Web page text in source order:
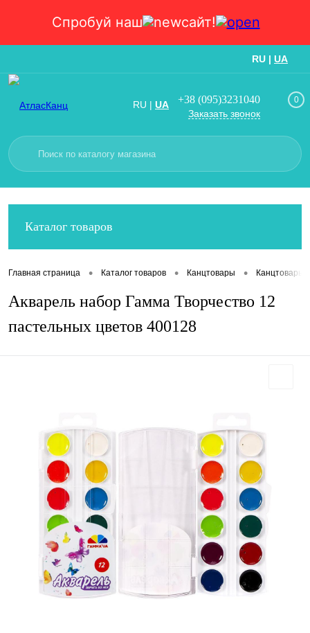
Спробуй наш сайт!
RU | UA
RU | UA +38 (095)3231040
Заказать звонок
0
Каталог товаров
Главная страница • Каталог товаров • Канцтовары • Канцтовары
Акварель набор Гамма Творчество 12
пастельных цветов 400128